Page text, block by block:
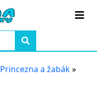
Princezna a žabák»